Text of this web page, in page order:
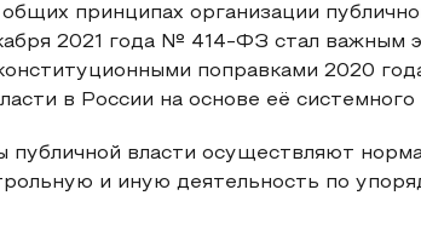
принципах организации
2021 года № 414-ФЗ стал важным
поправками 2020
в России на основе её системного
публичной власти осуществляют
и иную деятельность по